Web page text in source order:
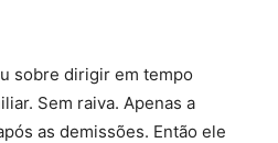
sobre dirigir em tempo
Sem raiva. Apenas a
as demissões. Então ele